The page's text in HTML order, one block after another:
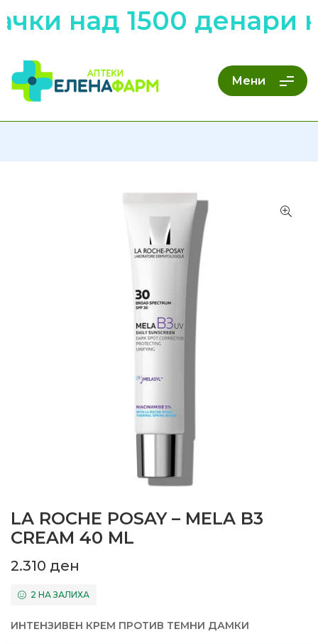
над 1500 денари
Мени
LA ROCHE POSAY – MELA B3
CREAM 40 ML
2.310 ден
2 НА ЗАЛИХА
ИНТЕНЗИВЕН КРЕМ ПРОТИВ ТЕМНИ ДАМКИ